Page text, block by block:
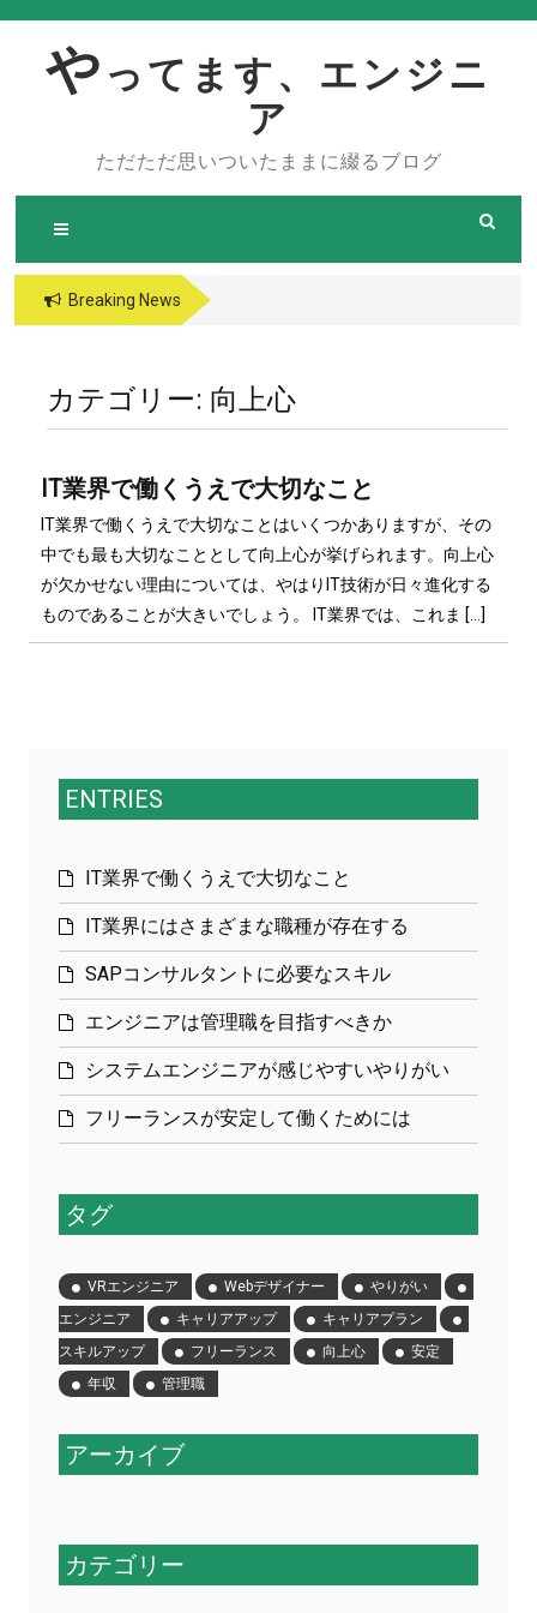
contentや ってます、エンジニ
ア
ただただ思いついたままに綴るブログ
Breaking News
カテゴリー: 向上心
IT業界で働くうえで大切なこと
IT業界で働くうえで大切なことはいくつかありますが、その
中でも最も大切なこととして向上心が挙げられます。向上心
が欠かせない理由については、やはりIT技術が日々進化する
ものであることが大きいでしょう。 IT業界では、これま […]
ENTRIES
IT業界で働くうえで大切なこと
IT業界にはさまざまな職種が存在する
SAPコンサルタントに必要なスキル
エンジニアは管理職を目指すべきか
システムエンジニアが感じやすいやりがい
フリーランスが安定して働くためには
タグ
VRエンジニア Webデザイナー
やりがい
エンジニア
キャリアアップ
キャリアプラン
スキルアップ
フリーランス 向上心
安定
年収
管理職
アーカイブ
カテゴリー